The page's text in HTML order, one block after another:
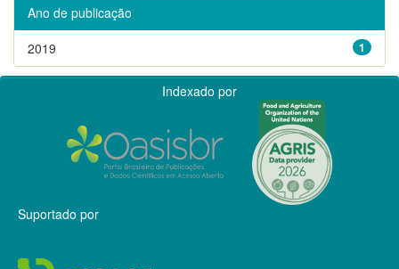
Ano de publicação
1
2019
Indexado por
Suportado por